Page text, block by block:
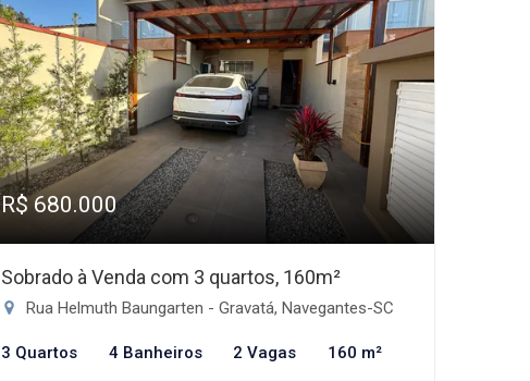
R$ 680.000
Sobrado à Venda com 3 quartos, 160m²
Rua Helmuth Baungarten - Gravatá, Navegantes-SC
3 Quartos 4 Banheiros 2 Vagas 160 m²